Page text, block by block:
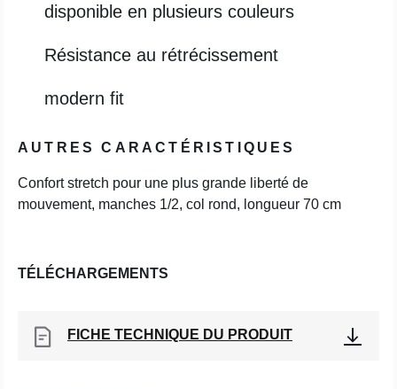
disponible en plusieurs couleurs
Résistance au rétrécissement
modern fit
AUTRES CARACTÉRISTIQUES
Confort stretch pour une plus grande liberté de
mouvement, manches 1/2, col rond, longueur 70 cm
TÉLÉCHARGEMENTS
FICHE TECHNIQUE DU PRODUIT